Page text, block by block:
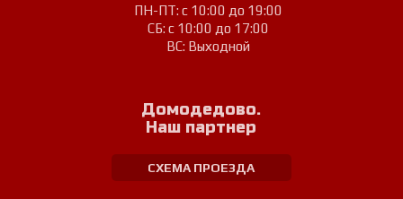
ПН-ПТ: с 10:00 до 19:00
СБ: с 10:00 до 17:00
ВС: Выходной
Домодедово.
Наш партнер
СХЕМА ПРОЕЗДА